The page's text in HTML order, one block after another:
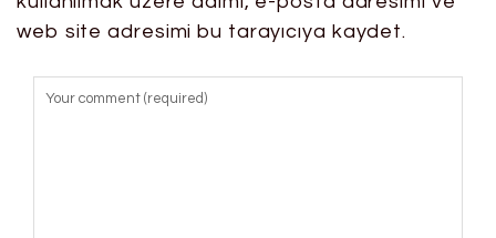
web site adresimi bu tarayıcıya kaydet.